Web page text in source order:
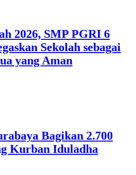
2026, SMP PGRI 6
Sekolah sebagai
yang Aman
Bagikan 2.700
Kurban Iduladha